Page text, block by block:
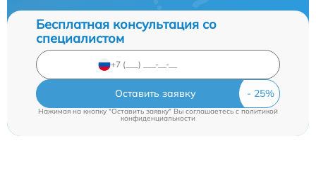
Бесплатная консультация со
специалистом
Оставить заявку
Нажимая на кнопку "Оставить заявку" Вы соглашаетесь cполитикой
конфиденциальности